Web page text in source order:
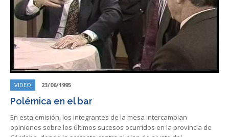
VIDEO 23/06/1995
Polémica en el bar
En esta emisión, los integrantes de la mesa intercambian
opiniones sobre los últimos sucesos ocurridos en la provincia de